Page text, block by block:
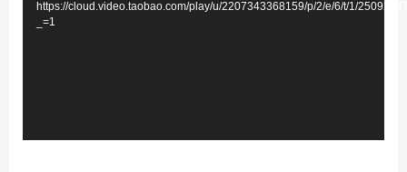
https://cloud.video.taobao.com/play/u/2207343368159/p/2/e/6/t/1/
_=1